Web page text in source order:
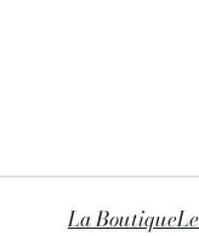
La Boutique